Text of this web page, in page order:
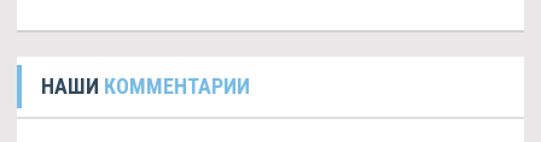
НАШИ КОММЕНТАРИИ